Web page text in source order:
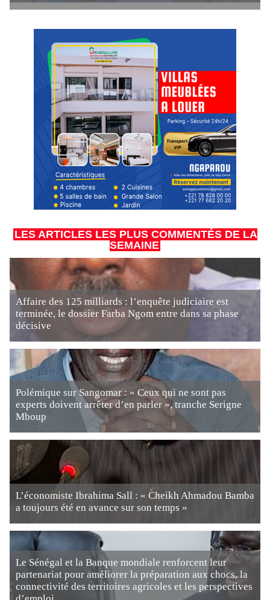
LES ARTICLES LES PLUS COMMENTÉS DE LA
SEMAINE
Affaire des 125 milliards : l’enquête judiciaire est
terminée, le dossier Farba Ngom entre dans sa phase
décisive
Polémique sur Sangomar : « Ceux qui ne sont pas
experts doivent arrêter d’en parler », tranche Serigne
Mboup
L’économiste Ibrahima Sall : « Cheikh Ahmadou Bamba
a toujours été en avance sur son temps »
Le Sénégal et la Banque mondiale renforcent leur
partenariat pour améliorer la préparation aux chocs, la
connectivité des territoires agricoles et les perspectives